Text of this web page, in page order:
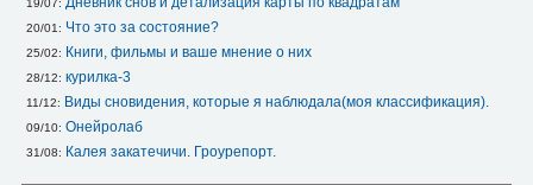
19/07:
20/01: Что это за состояние?
25/02: Книги, фильмы и ваше мнение о них
28/12: курилка-3
11/12: Виды сновидения, которые я наблюдала(моя классификация).
09/10: Онейролаб
31/08: Калея закатечичи. Гроурепорт.